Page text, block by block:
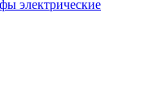
электрические